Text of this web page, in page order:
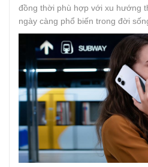
đồng thời phù hợp với xu hướng
ngày càng phổ biến trong đời